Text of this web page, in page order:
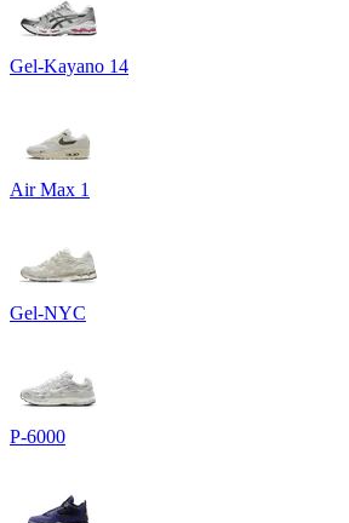
Gel-Kayano 14
Air Max 1
Gel-NYC
P-6000